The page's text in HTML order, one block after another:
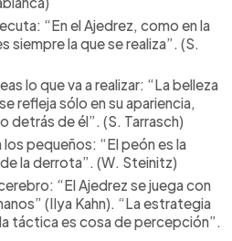
“En el Ajedrez, como en la
siempre la que se realiza”. (S.
lo que va a realizar: “La belleza
refleja sólo en su apariencia,
detrás de él”. (S. Tarrasch)
los pequeños: “El peón es la
la derrota”. (W. Steinitz)
“El Ajedrez se juega con
(IIya Kahn). “La estrategia
táctica es cosa de percepción”.